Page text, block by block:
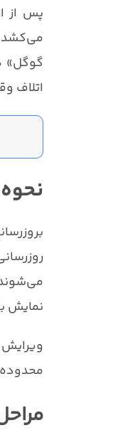
پس از
می‌کشد
گوگل»
اتلاف
نمایش
محدوده